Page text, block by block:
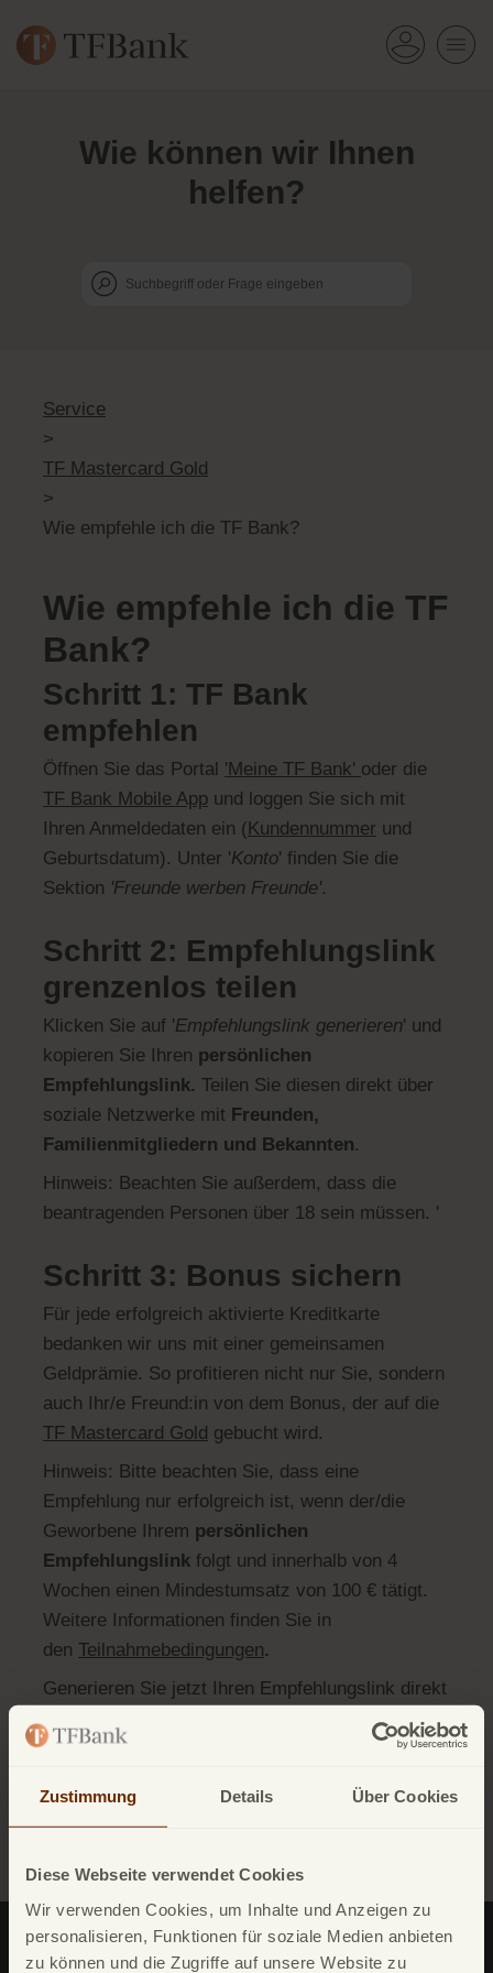
Zustimmung Details Über Cookies
Diese Webseite verwendet Cookies
Wir verwenden Cookies, um Inhalte und Anzeigen zu
personalisieren, Funktionen für soziale Medien anbieten
zu können und die Zugriffe auf unsere Website zu
Wie können wir Ihnen
helfen?
Service
>
TF Mastercard Gold
>
Wie empfehle ich die TF Bank?
Wie empfehle ich die TF
Bank?
Schritt 1: TF Bank
empfehlen
Öffnen Sie das Portal 'Meine TF Bank' oder die
TF Bank Mobile App und loggen Sie sich mit
Ihren Anmeldedaten ein (Kundennummer und
Geburtsdatum). Unter 'Konto' finden Sie die
Sektion 'Freunde werben Freunde'.
Schritt 2: Empfehlungslink
grenzenlos teilen
Klicken Sie auf 'Empfehlungslink generieren' und
kopieren Sie Ihren persönlichen
Empfehlungslink. Teilen Sie diesen direkt über
soziale Netzwerke mit Freunden,
Familienmitgliedern und Bekannten.
Hinweis: Beachten Sie außerdem, dass die
beantragenden Personen über 18 sein müssen. '
Schritt 3: Bonus sichern
Für jede erfolgreich aktivierte Kreditkarte
bedanken wir uns mit einer gemeinsamen
Geldprämie. So profitieren nicht nur Sie, sondern
auch Ihr/e Freund:in von dem Bonus, der auf die
TF Mastercard Gold gebucht wird.
Hinweis: Bitte beachten Sie, dass eine
Empfehlung nur erfolgreich ist, wenn der/die
Geworbene Ihrem persönlichen
Empfehlungslink folgt und innerhalb von 4
Wochen einen Mindestumsatz von 100 € tätigt.
Weitere Informationen finden Sie in
den Teilnahmebedingungen.
Generieren Sie jetzt Ihren Empfehlungslink direkt
'Meine TF
Bank'.
Zurück